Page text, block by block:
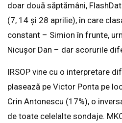
doar două săptămâni,
(7, 14 și 28 aprilie), în care
constant – Simion în frunte,
Nicușor Dan – dar scorurile
IRSOP vine cu o interpretare
plasează pe Victor Ponta pe
Crin Antonescu (17%), o
de toate celelalte sondaje.